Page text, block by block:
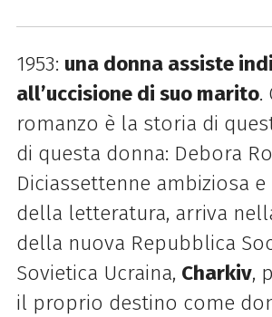
1953: una donna assiste
all’uccisione di suo marito.
romanzo è la storia di
di questa donna: Debora
Diciassettenne ambiziosa
della letteratura, arriva
della nuova Repubblica
Sovietica Ucraina, Charkiv,
il proprio destino come